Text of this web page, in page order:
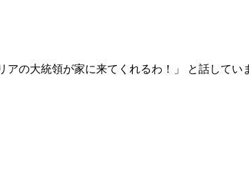
の大統領が家に来てくれるわ！」 と話して